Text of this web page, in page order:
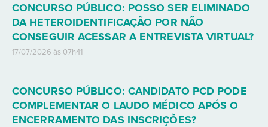
CONCURSO PÚBLICO: POSSO SER ELIMINADO
DA HETEROIDENTIFICAÇÃO POR NÃO
CONSEGUIR ACESSAR A ENTREVISTA VIRTUAL?
17/07/2026 às 07h41
CONCURSO PÚBLICO: CANDIDATO PCD PODE
COMPLEMENTAR O LAUDO MÉDICO APÓS O
ENCERRAMENTO DAS INSCRIÇÕES?